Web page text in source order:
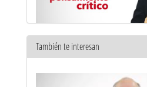
República Popular de China a la
También te interesan